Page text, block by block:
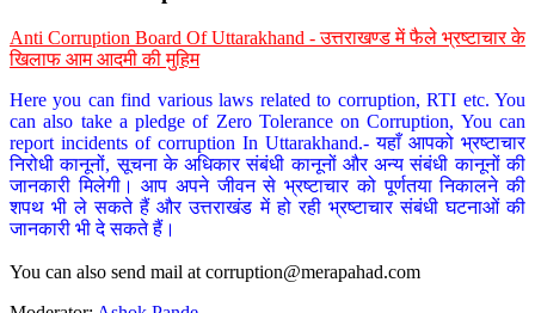
Anti Corruption Board Of Uttarakhand - उत्तराखण्ड में फैले भ्रष्टाचार के
खिलाफ आम आदमी की मुहिम
Here you can find various laws related to corruption, RTI etc. You
can also take a pledge of Zero Tolerance on Corruption, You can
report incidents of corruption In Uttarakhand.- यहाँ आपको भ्रष्टाचार
निरोधी कानूनों, सूचना के अधिकार संबंधी कानूनों और अन्य संबंधी कानूनों की
जानकारी मिलेगी। आप अपने जीवन से भ्रष्टाचार को पूर्णतया निकालने की
शपथ भी ले सकते हैं और उत्तराखंड में हो रही भ्रष्टाचार संबंधी घटनाओं की
जानकारी भी दे सकते हैं।
You can also send mail at corruption@merapahad.com